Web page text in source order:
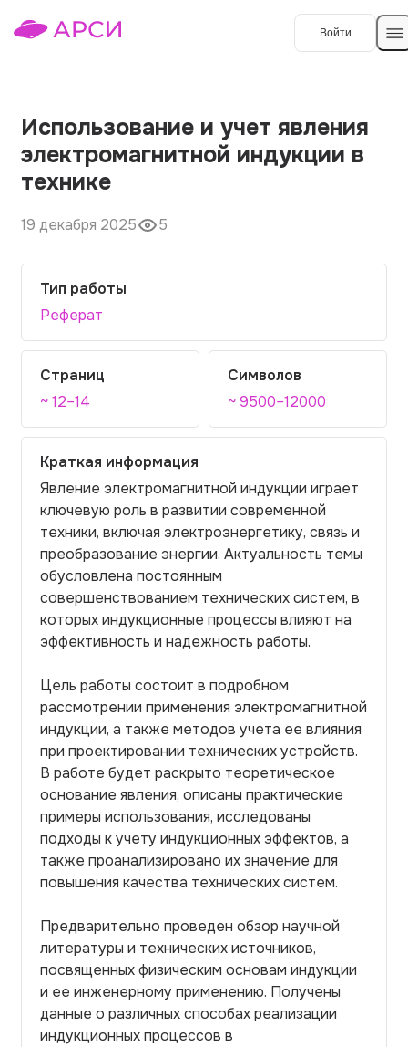
Войти
Темы работ
Наши гарантии
Порядок оплаты
Отзывы
Использование и учет явления
электромагнитной индукции в
технике
19 декабря 2025 5
Тип работы
Реферат
Страниц
~ 12–14
Символов
~ 9500–12000
Краткая информация
Явление электромагнитной индукции играет
ключевую роль в развитии современной
техники, включая электроэнергетику, связь и
преобразование энергии. Актуальность темы
обусловлена постоянным
совершенствованием технических систем, в
которых индукционные процессы влияют на
эффективность и надежность работы.
Цель работы состоит в подробном
рассмотрении применения электромагнитной
индукции, а также методов учета ее влияния
при проектировании технических устройств.
В работе будет раскрыто теоретическое
основание явления, описаны практические
примеры использования, исследованы
подходы к учету индукционных эффектов, а
также проанализировано их значение для
повышения качества технических систем.
Предварительно проведен обзор научной
литературы и технических источников,
посвященных физическим основам индукции
и ее инженерному применению. Получены
данные о различных способах реализации
индукционных процессов в